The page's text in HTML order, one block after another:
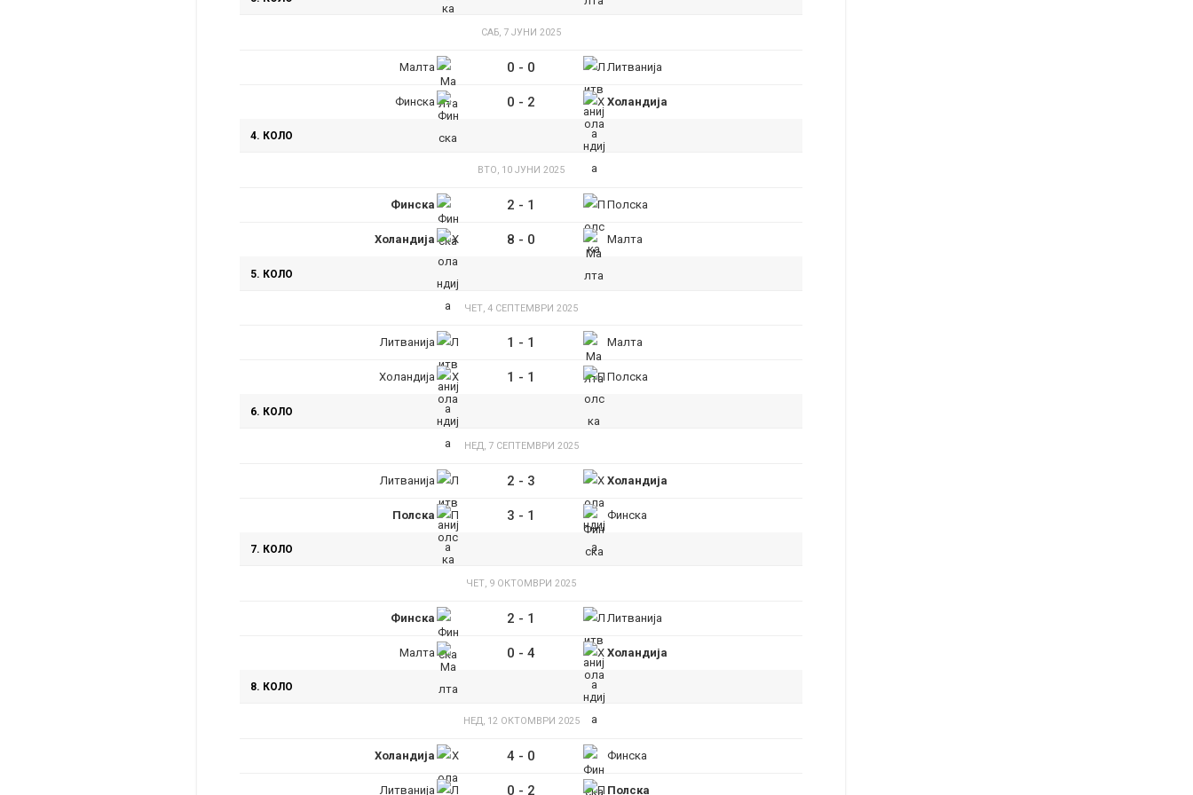
САБ, 7 ЈУНИ 2025
Малта 0 - 0 Литванија
Финска 0 - 2 Холандија
4. КОЛО
ВТО, 10 ЈУНИ 2025
Финска 2 - 1 Полска
Холандија 8 - 0 Малта
5. КОЛО
ЧЕТ, 4 СЕПТЕМВРИ 2025
Литванија 1 - 1 Малта
Холандија 1 - 1 Полска
6. КОЛО
НЕД, 7 СЕПТЕМВРИ 2025
Литванија 2 - 3 Холандија
Полска 3 - 1 Финска
7. КОЛО
ЧЕТ, 9 ОКТОМВРИ 2025
Финска 2 - 1 Литванија
Малта 0 - 4 Холандија
8. КОЛО
НЕД, 12 ОКТОМВРИ 2025
Холандија 4 - 0 Финска
Литванија 0 - 2 Полска